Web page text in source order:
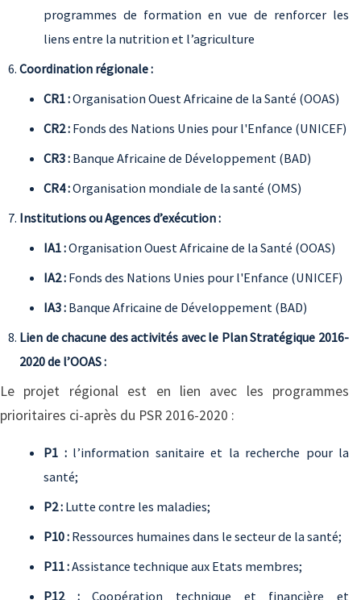
programmes de formation en vue de renforcer les
liens entre la nutrition et l’agriculture
Coordination régionale :
CR1 :Organisation Ouest Africaine de la Santé (OOAS)
CR2 : Fonds des Nations Unies pour l'Enfance (UNICEF)
CR3 : Banque Africaine de Développement (BAD)
CR4 :Organisation mondiale de la santé (OMS)
Institutions ou Agences d’exécution :
IA1 :Organisation Ouest Africaine de la Santé (OOAS)
IA2 : Fonds des Nations Unies pour l'Enfance (UNICEF)
IA3 : Banque Africaine de Développement (BAD)
Lien de chacune des activités avec le Plan Stratégique 2016-
2020 de l’OOAS :
Le projet régional est en lien avec les programmes
prioritaires ci-après du PSR 2016-2020 :
P1 :l’information sanitaire et la recherche pour la
santé;
P2 : Lutte contre les maladies;
P10 : Ressources humaines dans le secteur de la santé;
P11 :Assistance technique aux Etats membres;
P12 :Coopération technique et financière et